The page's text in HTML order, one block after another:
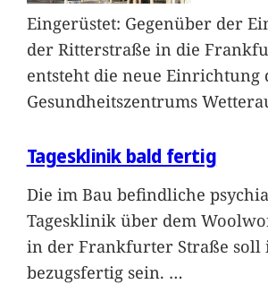
Eingerüstet: Gegenüber der
der Ritterstraße in die
entsteht die neue Einrichtung
Gesundheitszentrums
Tagesklinik bald fertig
Die im Bau befindliche
Tagesklinik über dem
in der Frankfurter Straße soll
bezugsfertig sein. …